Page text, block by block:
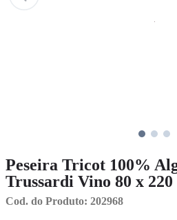
Peseira Tricot 100%
Trussardi Vino 80 x 220
Cod. do Produto: 202968